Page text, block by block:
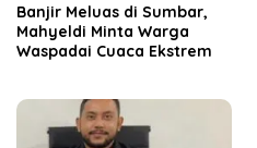
Banjir Meluas di Sumbar,
Mahyeldi Minta Warga
Waspadai Cuaca Ekstrem